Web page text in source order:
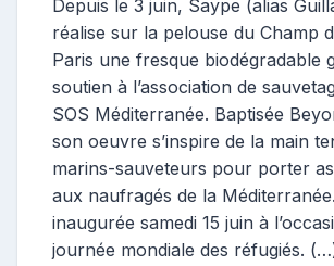
Depuis le 3 juin, Saype (alias
réalise sur la pelouse du Champ
Paris une fresque biodégradable
soutien à l’association de
SOS Méditerranée. Baptisée
son oeuvre s’inspire de la main
marins-sauveteurs pour porter
aux naufragés de la
inaugurée samedi 15 juin à
journée mondiale des réfugiés.